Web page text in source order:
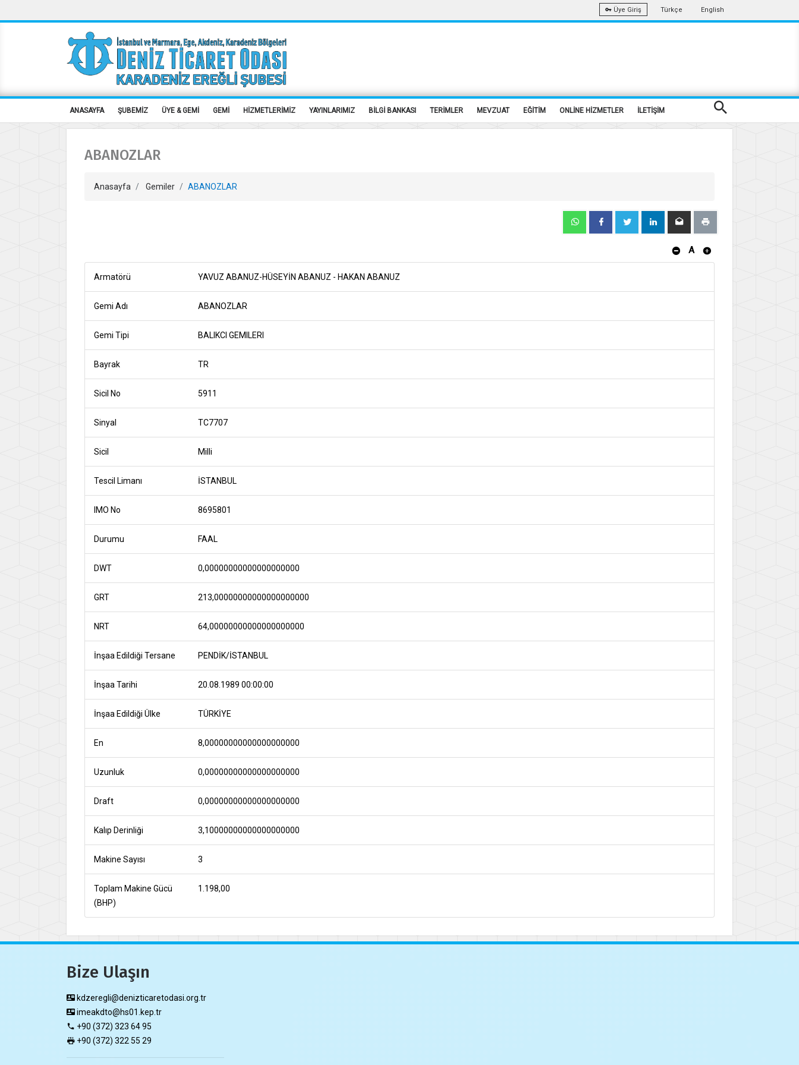
Üye Giriş Türkçe English
ANASAYFA ŞUBEMİZ ÜYE & GEMİ GEMİ HİZMETLERİMİZ YAYINLARIMIZ BİLGİ BANKASI TERİMLER MEVZUAT EĞİTİM ONLİNE HİZMETLER İLETİŞİM
ABANOZLAR
Anasayfa Gemiler ABANOZLAR
A
Armatörü YAVUZ ABANUZ-HÜSEYİN ABANUZ - HAKAN ABANUZ
Gemi Adı ABANOZLAR
Gemi Tipi BALIKCI GEMILERI
Bayrak TR
Sicil No 5911
Sinyal TC7707
Sicil Milli
Tescil Limanı İSTANBUL
IMO No 8695801
Durumu FAAL
DWT 0,00000000000000000000
GRT 213,00000000000000000000
NRT 64,00000000000000000000
İnşaa Edildiği Tersane PENDİK/İSTANBUL
İnşaa Tarihi 20.08.1989 00:00:00
İnşaa Edildiği Ülke TÜRKİYE
En 8,00000000000000000000
Uzunluk 0,00000000000000000000
Draft 0,00000000000000000000
Kalıp Derinliği 3,10000000000000000000
Makine Sayısı 3
Toplam Makine Gücü
(BHP)
1.198,00
Bize Ulaşın
kdzeregli@denizticaretodasi.org.tr
imeakdto@hs01.kep.tr
+90 (372) 323 64 95
+90 (372) 322 55 29